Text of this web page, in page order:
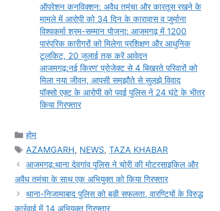
ऑपरेशन कनविक्शन: अवैध तमंचा और कारतूस रखने के
मामले में आरोपी को 34 दिन के कारावास व जुर्माना
विश्वकर्मा श्रम-सम्मान योजना: आजमगढ़ में 1200
पारंपरिक कारीगरों को मिलेगा प्रशिक्षण और आधुनिक
टूलकिट, 20 जुलाई तक करें आवेदन
आजमगढ़:नई किरण’ प्रोजेक्ट से 4 बिखरते परिवारों को
मिला नया जीवन, आपसी समझौते से सुलझे विवाद
पॉक्सो एक्ट के आरोपी को पवई पुलिस ने 24 घंटे के भीतर
किया गिरफ्तार
Categories
होम
Tags
AZAMGARH , NEWS,TAZA KHABAR
आजमगढ़:थाना देवगांव पुलिस ने चोरी की मोटरसाइकिल और
अवैध तमंचा के साथ एक अभियुक्त को किया गिरफ्तार
थाना-निजामाबाद पुलिस को बड़ी सफलता, वारण्टियों के विरुद्ध
कार्रवाई में 14 अभियुक्त गिरफ्तार